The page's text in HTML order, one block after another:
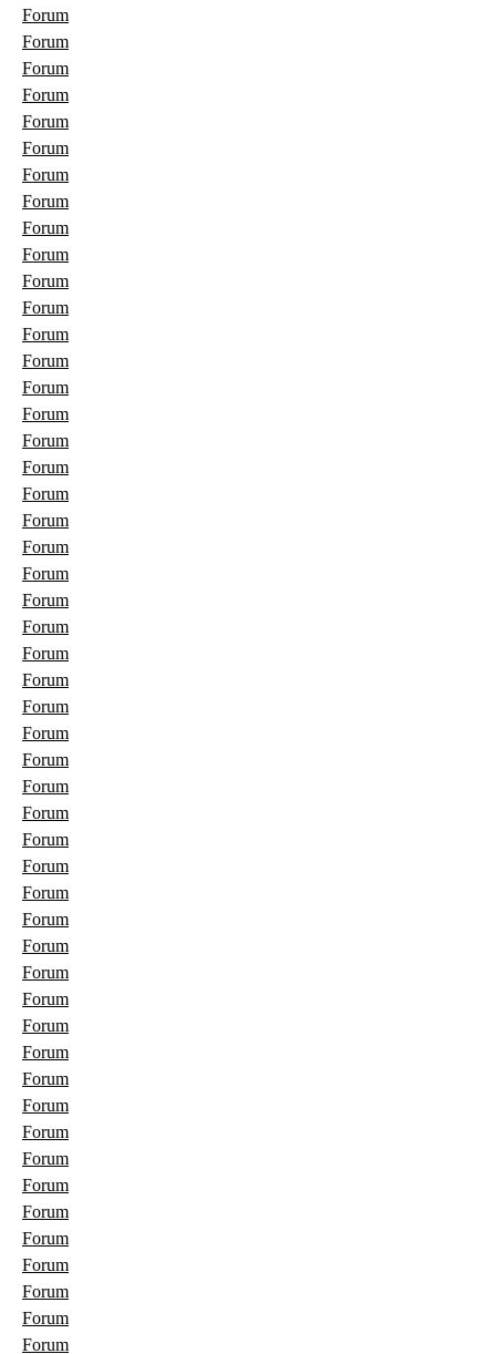
Forum
Forum
Forum
Forum
Forum
Forum
Forum
Forum
Forum
Forum
Forum
Forum
Forum
Forum
Forum
Forum
Forum
Forum
Forum
Forum
Forum
Forum
Forum
Forum
Forum
Forum
Forum
Forum
Forum
Forum
Forum
Forum
Forum
Forum
Forum
Forum
Forum
Forum
Forum
Forum
Forum
Forum
Forum
Forum
Forum
Forum
Forum
Forum
Forum
Forum
Forum